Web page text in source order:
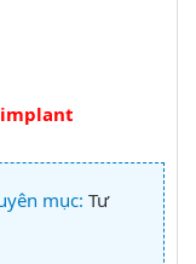
mục: Tư